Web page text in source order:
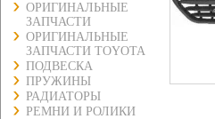
ОРИГИНАЛЬНЫЕ
ЗАПЧАСТИ
ОРИГИНАЛЬНЫЕ
ЗАПЧАСТИ TOYOTA
ПОДВЕСКА
ПРУЖИНЫ
РАДИАТОРЫ
РЕМНИ И РОЛИКИ